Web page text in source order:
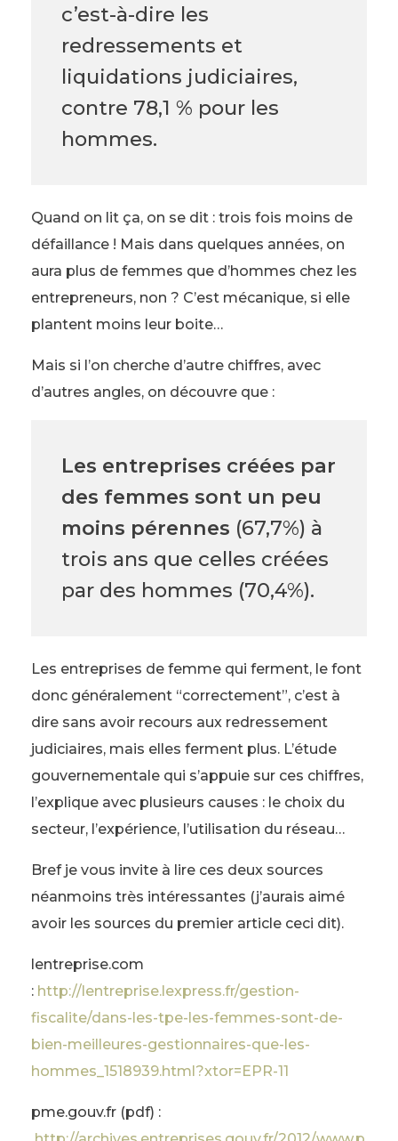
c’est-à-dire les
redressements et
liquidations judiciaires,
contre 78,1 % pour les
hommes.
Quand on lit ça, on se dit : trois fois moins de
défaillance ! Mais dans quelques années, on
aura plus de femmes que d’hommes chez les
entrepreneurs, non ? C’est mécanique, si elle
plantent moins leur boite…
Mais si l’on cherche d’autre chiffres, avec
d’autres angles, on découvre que :
Les entreprises créées par
des femmes sont un peu
moins pérennes (67,7%) à
trois ans que celles créées
par des hommes (70,4%).
Les entreprises de femme qui ferment, le font
donc généralement “correctement”, c’est à
dire sans avoir recours aux redressement
judiciaires, mais elles ferment plus. L’étude
gouvernementale qui s’appuie sur ces chiffres,
l’explique avec plusieurs causes : le choix du
secteur, l’expérience, l’utilisation du réseau…
Bref je vous invite à lire ces deux sources
néanmoins très intéressantes (j’aurais aimé
avoir les sources du premier article ceci dit).
lentreprise.com
: http://lentreprise.lexpress.fr/gestion-
fiscalite/dans-les-tpe-les-femmes-sont-de-
bien-meilleures-gestionnaires-que-les-
hommes_1518939.html?xtor=EPR-11
pme.gouv.fr (pdf) :